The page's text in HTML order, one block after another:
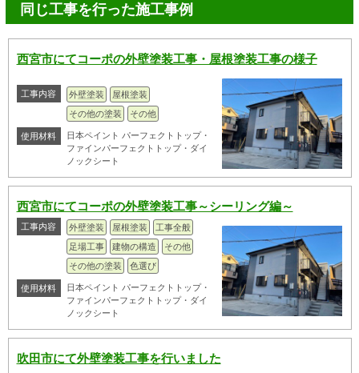
同じ工事を行った施工事例
西宮市にてコーポの外壁塗装工事・屋根塗装工事の様子
工事内容 外壁塗装
屋根塗装
その他の塗装
その他
使用材料
日本ペイント パーフェクトトップ・
ファインパーフェクトトップ・ダイ
ノックシート
西宮市にてコーポの外壁塗装工事～シーリング編～
工事内容 外壁塗装 屋根塗装
工事全般
足場工事
建物の構造
その他
その他の塗装
色選び
使用材料
日本ペイント パーフェクトトップ・
ファインパーフェクトトップ・ダイ
ノックシート
吹田市にて外壁塗装工事を行いました